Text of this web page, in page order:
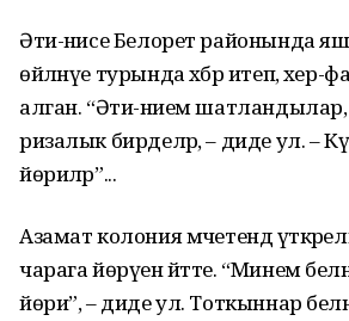
Әти-әнисе Белорет районында
өйләнүе турында хәбәр итеп,
алган. “Әти-әнием шатландылар,
ризалык бирделәр, – диде ул. –
йөриләр”...
Азамат колония мәчетендә
чарага йөрүен әйтте. “Минем
йөри”, – диде ул. Тоткыннар